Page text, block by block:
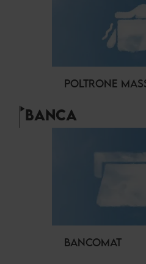
POLTRONE
BANCA
BANCOMAT